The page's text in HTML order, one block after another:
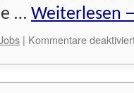
… Weiterlesen
| Kommentare